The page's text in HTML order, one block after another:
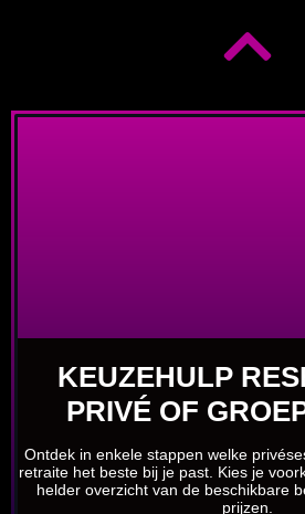
KEUZEHULP
PRIVÉ OF
Ontdek in enkele stappen welke
retraite het beste bij je past. Kies je
helder overzicht van de beschikbare
prijzen.